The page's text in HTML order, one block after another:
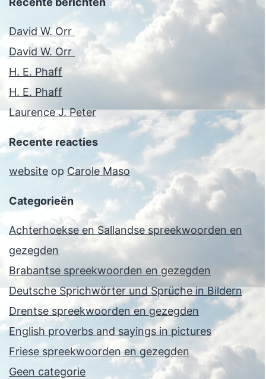
David W. Orr
David W. Orr
H. E. Phaff
H. E. Phaff
Laurence J. Peter
Recente reacties
website op Carole Maso
Categorieën
Achterhoekse en Sallandse spreekwoorden en
gezegden
Brabantse spreekwoorden en gezegden
Deutsche Sprichwörter und Sprüche in Bildern
Drentse spreekwoorden en gezegden
English proverbs and sayings in pictures
Friese spreekwoorden en gezegden
Geen categorie